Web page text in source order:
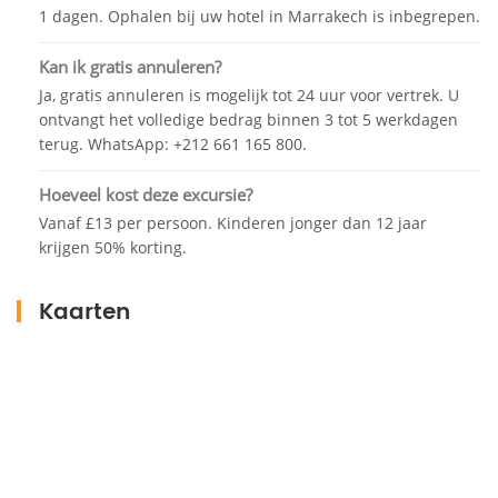
bent vrij om te lunchen waar je maar wilt, voor het
hebt die je aan de chauffeur kunt vragen. Daarna
kunt u in uw eentje ontspannen op het strand van
Essaouira en genieten van de frisse lucht.
We garanderen u een onberispelijke service, schone
en comfortabele auto's en chauffeur-gidsen die u
informeren over de Marokkaanse levensstijl en de
schoonheid van het landschap.
1 dagen. Ophalen bij uw hotel in Marrakech is inbegrepen.
Kan ik gratis annuleren?
Ja, gratis annuleren is mogelijk tot 24 uur voor vertrek. U
ontvangt het volledige bedrag binnen 3 tot 5 werkdagen
terug. WhatsApp: +212 661 165 800.
Hoeveel kost deze excursie?
Vanaf £13 per persoon. Kinderen jonger dan 12 jaar
krijgen 50% korting.
Kaarten